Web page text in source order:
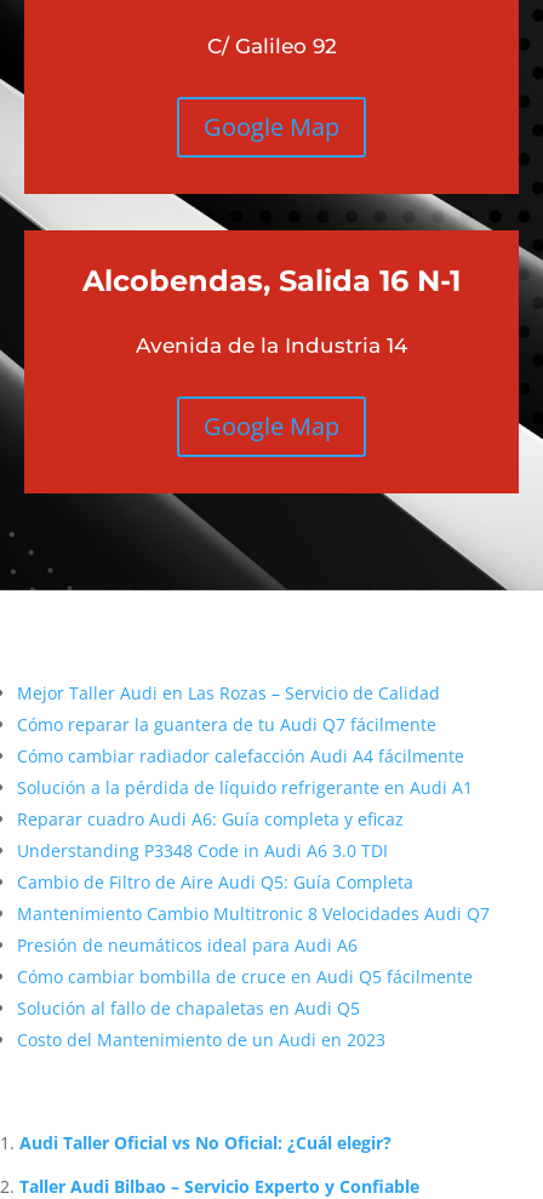
C/ Galileo 92
Google Map
Alcobendas, Salida 16 N-1
Avenida de la Industria 14
Google Map
Mejor Taller Audi en Las Rozas – Servicio de Calidad
Cómo reparar la guantera de tu Audi Q7 fácilmente
Cómo cambiar radiador calefacción Audi A4 fácilmente
Solución a la pérdida de líquido refrigerante en Audi A1
Reparar cuadro Audi A6: Guía completa y eficaz
Understanding P3348 Code in Audi A6 3.0 TDI
Cambio de Filtro de Aire Audi Q5: Guía Completa
Mantenimiento Cambio Multitronic 8 Velocidades Audi Q7
Presión de neumáticos ideal para Audi A6
Cómo cambiar bombilla de cruce en Audi Q5 fácilmente
Solución al fallo de chapaletas en Audi Q5
Costo del Mantenimiento de un Audi en 2023
Audi Taller Oficial vs No Oficial: ¿Cuál elegir?
Taller Audi Bilbao – Servicio Experto y Confiable